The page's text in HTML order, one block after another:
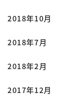
2018年10月
2018年7月
2018年2月
2017年12月